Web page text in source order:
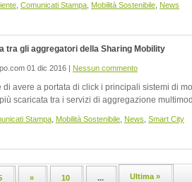
Comunicati Stampa Mobilità Sostenibile News
tra gli aggregatori della Sharing Mobility
01 dic 2016 | Nessun commento
di avere a portata di click i principali sistemi di
scaricata tra i servizi di aggregazione
Stampa Mobilità Sostenibile News Smart City
» 10 ... Ultima »